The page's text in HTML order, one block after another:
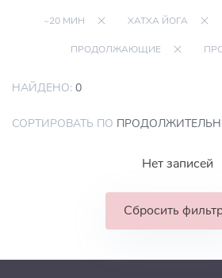
~20 МИН ХАТХА ЙОГА
ПРОДОЛЖАЮЩИЕ
НАЙДЕНО: 0
СОРТИРОВАТЬ ПО
Нет записей
Сбросить